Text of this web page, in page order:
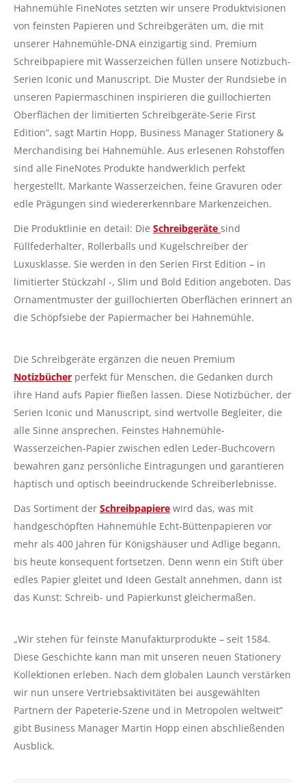
Hahnemühle FineNotes setzten wir unsere Produktvisionen
von feinsten Papieren und Schreibgeräten um, die mit
unserer Hahnemühle-DNA einzigartig sind. Premium
Schreibpapiere mit Wasserzeichen füllen unsere Notizbuch-
Serien Iconic und Manuscript. Die Muster der Rundsiebe in
unseren Papiermaschinen inspirieren die guillochierten
Oberflächen der limitierten Schreibgeräte-Serie First
Edition“, sagt Martin Hopp, Business Manager Stationery &
Merchandising bei Hahnemühle. Aus erlesenen Rohstoffen
sind alle FineNotes Produkte handwerklich perfekt
hergestellt. Markante Wasserzeichen, feine Gravuren oder
edle Prägungen sind wiedererkennbare Markenzeichen.
Die Produktlinie en detail: Die Schreibgeräte sind
Füllfederhalter, Rollerballs und Kugelschreiber der
Luxusklasse. Sie werden in den Serien First Edition – in
limitierter Stückzahl -, Slim und Bold Edition angeboten. Das
Ornamentmuster der guillochierten Oberflächen erinnert an
die Schöpfsiebe der Papiermacher bei Hahnemühle.
Die Schreibgeräte ergänzen die neuen Premium
Notizbücher perfekt für Menschen, die Gedanken durch
ihre Hand aufs Papier fließen lassen. Diese Notizbücher, der
Serien Iconic und Manuscript, sind wertvolle Begleiter, die
alle Sinne ansprechen. Feinstes Hahnemühle-
Wasserzeichen-Papier zwischen edlen Leder-Buchcovern
bewahren ganz persönliche Eintragungen und garantieren
haptisch und optisch beeindruckende Schreiberlebnisse.
Das Sortiment der Schreibpapiere wird das, was mit
handgeschöpften Hahnemühle Echt-Büttenpapieren vor
mehr als 400 Jahren für Königshäuser und Adlige begann,
bis heute konsequent fortsetzen. Denn wenn ein Stift über
edles Papier gleitet und Ideen Gestalt annehmen, dann ist
das Kunst: Schreib- und Papierkunst gleichermaßen.
„Wir stehen für feinste Manufakturprodukte – seit 1584.
Diese Geschichte kann man mit unseren neuen Stationery
Kollektionen erleben. Nach dem globalen Launch verstärken
wir nun unsere Vertriebsaktivitäten bei ausgewählten
Partnern der Papeterie-Szene und in Metropolen weltweit“
gibt Business Manager Martin Hopp einen abschließenden
Ausblick.